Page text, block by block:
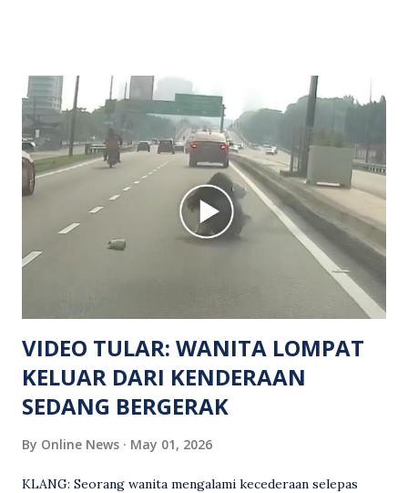
hiburan di kawasan berkenaan. Seorang mangsa disahkan
meninggal dunia di lokasi kejadian akibat terkena tembakan,
manakala seorang lagi mangsa mengalami kecederaan.
Turut dipercayai terdapat seorang lagi individu cedera
namun identitinya masih belum dikenal pasti selepas dibawa
keluar dari lokasi oleh kenalannya. Polis kini sedang giat
mengesan dua suspek yang masih bebas bagi membantu
siasatan lanjut. Kes disiasat mengikut Seksyen 302 Kanun
Keseksaan kerana membunuh. Orang ramai yang mempunyai
maklumat diminta t...
VIDEO TULAR: WANITA LOMPAT
KELUAR DARI KENDERAAN
SEDANG BERGERAK
By Online News May 01, 2026
KLANG: Seorang wanita mengalami kecederaan selepas